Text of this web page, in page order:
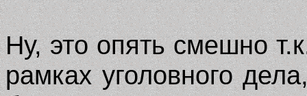
Ну, это опять смешно
рамках уголовного